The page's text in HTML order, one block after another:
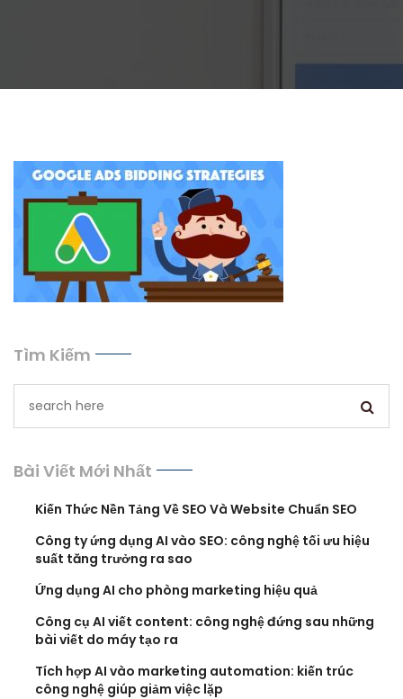
Tìm Kiếm
Bài Viết Mới Nhất
Kiến Thức Nền Tảng Về SEO Và Website Chuẩn SEO
Công ty ứng dụng AI vào SEO: công nghệ tối ưu hiệu
suất tăng trưởng ra sao
Ứng dụng AI cho phòng marketing hiệu quả
Công cụ AI viết content: công nghệ đứng sau những
bài viết do máy tạo ra
Tích hợp AI vào marketing automation: kiến trúc
công nghệ giúp giảm việc lặp